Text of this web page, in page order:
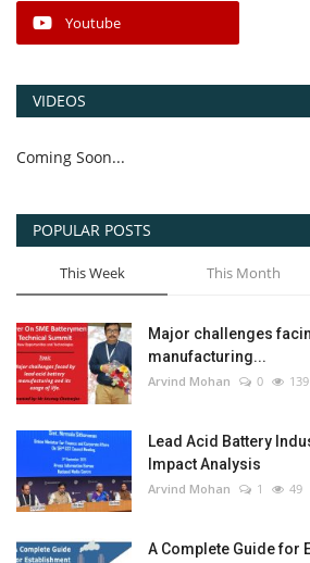
Youtube
VIDEOS
Coming Soon...
POPULAR POSTS
This Week This Month
Major challenges
manufacturing...
Arvind Mohan 0 139
Lead Acid Battery
Impact Analysis
Arvind Mohan 1 49
A Complete Guide for